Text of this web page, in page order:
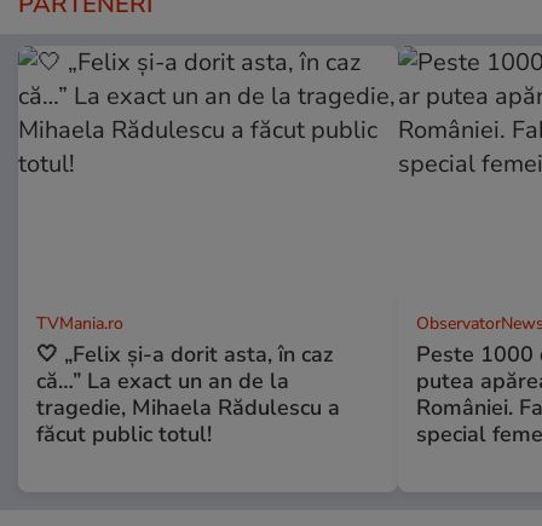
TVMania.ro
🤍 „Felix și-a dorit asta, în caz
că…” La exact un an de la
tragedie, Mihaela Rădulescu a
făcut public totul!
Peste 1000
putea
României.
special